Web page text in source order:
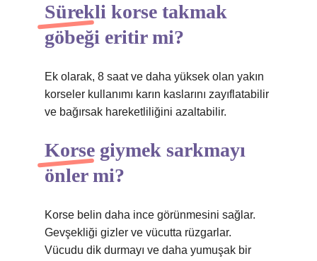
Sürekli korse takmak
göbeği eritir mi?
Ek olarak, 8 saat ve daha yüksek olan yakın
korseler kullanımı karın kaslarını zayıflatabilir
ve bağırsak hareketliliğini azaltabilir.
Korse giymek sarkmayı
önler mi?
Korse belin daha ince görünmesini sağlar.
Gevşekliği gizler ve vücutta rüzgarlar.
Vücudu dik durmayı ve daha yumuşak bir